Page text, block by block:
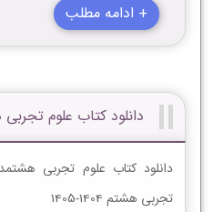
+ ادامه مطلب
دانلود کتاب علوم
دانلود کتاب علوم تجربی
تجربی هشتم 1404-1405